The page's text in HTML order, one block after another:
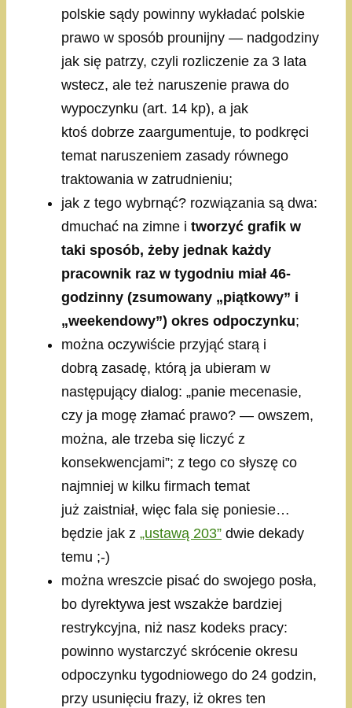
polskie sądy powinny wykładać polskie
prawo w sposób prounijny — nadgodziny
jak się patrzy, czyli rozliczenie za 3 lata
wstecz, ale też naruszenie prawa do
wypoczynku (art. 14 kp), a jak
ktoś dobrze zaargumentuje, to podkręci
temat naruszeniem zasady równego
traktowania w zatrudnieniu;
jak z tego wybrnąć? rozwiązania są dwa:
dmuchać na zimne i tworzyć grafik w
taki sposób, żeby jednak każdy
pracownik raz w tygodniu miał 46-
godzinny (zsumowany „piątkowy” i
„weekendowy”) okres odpoczynku;
można oczywiście przyjąć starą i
dobrą zasadę, którą ja ubieram w
następujący dialog: „panie mecenasie,
czy ja mogę złamać prawo? — owszem,
można, ale trzeba się liczyć z
konsekwencjami”; z tego co słyszę co
najmniej w kilku firmach temat
już zaistniał, więc fala się poniesie…
będzie jak z „ustawą 203” dwie dekady
temu ;-)
można wreszcie pisać do swojego posła,
bo dyrektywa jest wszakże bardziej
restrykcyjna, niż nasz kodeks pracy:
powinno wystarczyć skrócenie okresu
odpoczynku tygodniowego do 24 godzin,
przy usunięciu frazy, iż okres ten